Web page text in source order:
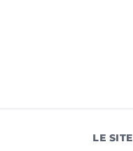
LE SITE